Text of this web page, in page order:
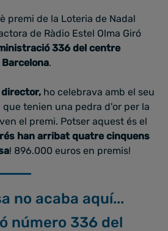
premi de la Loteria de Nadal
de Ràdio Estel Olma Giró
336 del centre
.
ho celebrava amb el seu
tenien una pedra d'or per la
el premi. Potser aquest és el
han arribat quatre cinquens
! 896.000 euros en premis!
no acaba aquí...
número 336 del